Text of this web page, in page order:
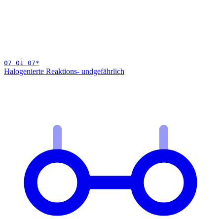
07 01 07*
Halogenierte Reaktions- undgefährlich